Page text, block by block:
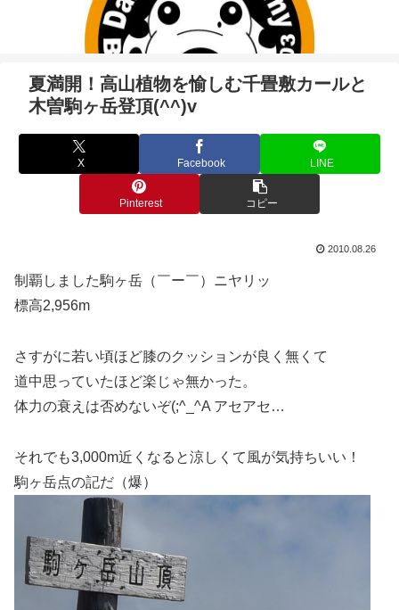
夏満開！高山植物を愉しむ千畳敷カールと
木曽駒ヶ岳登頂(^^)v
X Facebook LINE
Pinterest コピー
2010.08.26
制覇しました駒ヶ岳（￣ー￣）ニヤリッ
標高2,956m
さすがに若い頃ほど膝のクッションが良く無くて
道中思っていたほど楽じゃ無かった。
体力の衰えは否めないぞ(;^_^A アセアセ…
それでも3,000m近くなると涼しくて風が気持ちいい！
駒ヶ岳点の記だ（爆）